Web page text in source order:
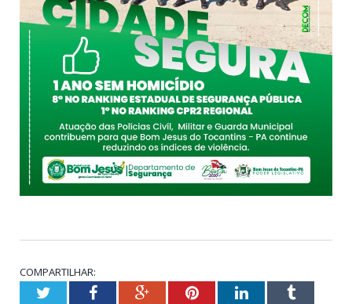
COMPARTILHAR:
TwitterFacebookGoogle+PinterestLinkedInTumblr